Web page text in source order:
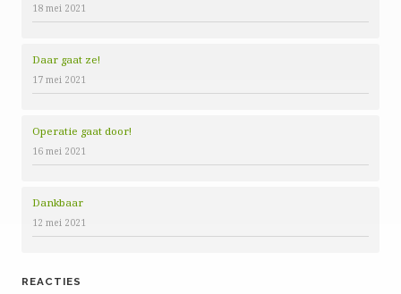
18 mei 2021
Daar gaat ze!
17 mei 2021
Operatie gaat door!
16 mei 2021
Dankbaar
12 mei 2021
REACTIES